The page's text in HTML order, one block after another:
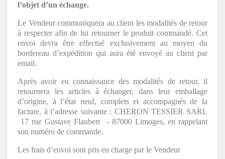
l’objet d’un échange.
Le Vendeur communiquera au client les modalités de retour
à respecter afin de lui retourner le produit commandé. Cet
envoi devra être effectué exclusivement au moyen du
bordereau d’expédition qui aura été envoyé au client par
email.
Après avoir eu connaissance des modalités de retour, il
retournera les articles à échanger, dans leur emballage
d’origine, à l’état neuf, complets et accompagnés de la
facture, à l’adresse suivante : CHERON TESSIER SARL
17 rue Gustave Flaubert
- 87000 Limoges, en rappelant
son numéro de commande.
Les frais d’envoi sont pris en charge par le Vendeur